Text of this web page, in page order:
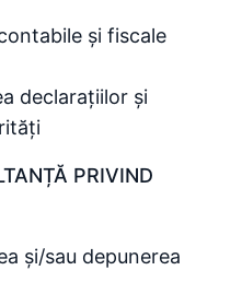
și fiscale
declarațiilor și
PRIVIND
și/sau depunerea